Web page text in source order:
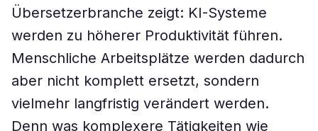
Übersetzerbranche zeigt: KI-Systeme
werden zu höherer Produktivität führen.
Menschliche Arbeitsplätze werden dadurch
aber nicht komplett ersetzt, sondern
vielmehr langfristig verändert werden.
Denn was komplexere Tätigkeiten wie